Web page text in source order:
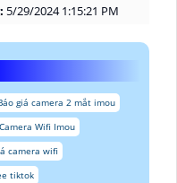
5/29/2024 1:15:21 PM
giá camera 2 mắt imou
Wifi Imou
camera wifi
tiktok